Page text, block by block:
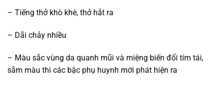
– Tiếng thở khò khè, thở hắt ra
– Dãi chảy nhiều
– Màu sắc vùng da quanh mũi và miệng biến đổi tím tái,
sẫm màu thì các bậc phụ huynh mới phát hiện ra